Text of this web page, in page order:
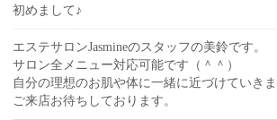
初めまして♪
エステサロンJasmineのスタッフの美鈴です。
サロン全メニュー対応可能です（＾＾）
自分の理想のお肌や体に一緒に近づけていき
ご来店お待ちしております。